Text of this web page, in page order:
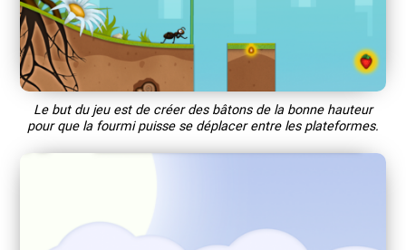
Le but du jeu est de créer des bâtons de la bonne hauteur
pour que la fourmi puisse se déplacer entre les plateformes.